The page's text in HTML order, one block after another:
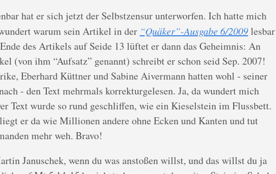
hat er sich jetzt der Selbstzensur unterworfen. Ich hatte mich
warum sein Artikel in der “Quäker”-Ausgabe 6/2009lesbar
des Artikels auf Seide 13 lüftet er dann das Geheimnis: An
(von ihm “Aufsatz” genannt) schreibt er schon seid Sep. 2007!
Eberhard Küttner und Sabine Aivermann hatten wohl - seiner
- den Text mehrmals korrekturgelesen. Ja, da wundert mich
Text wurde so rund geschliffen, wie ein Kieselstein im Flussbett.
er da wie Millionen andere ohne Ecken und Kanten und tut
mehr weh. Bravo!
Januschek, wenn du was anstoßen willst, und das willst du ja